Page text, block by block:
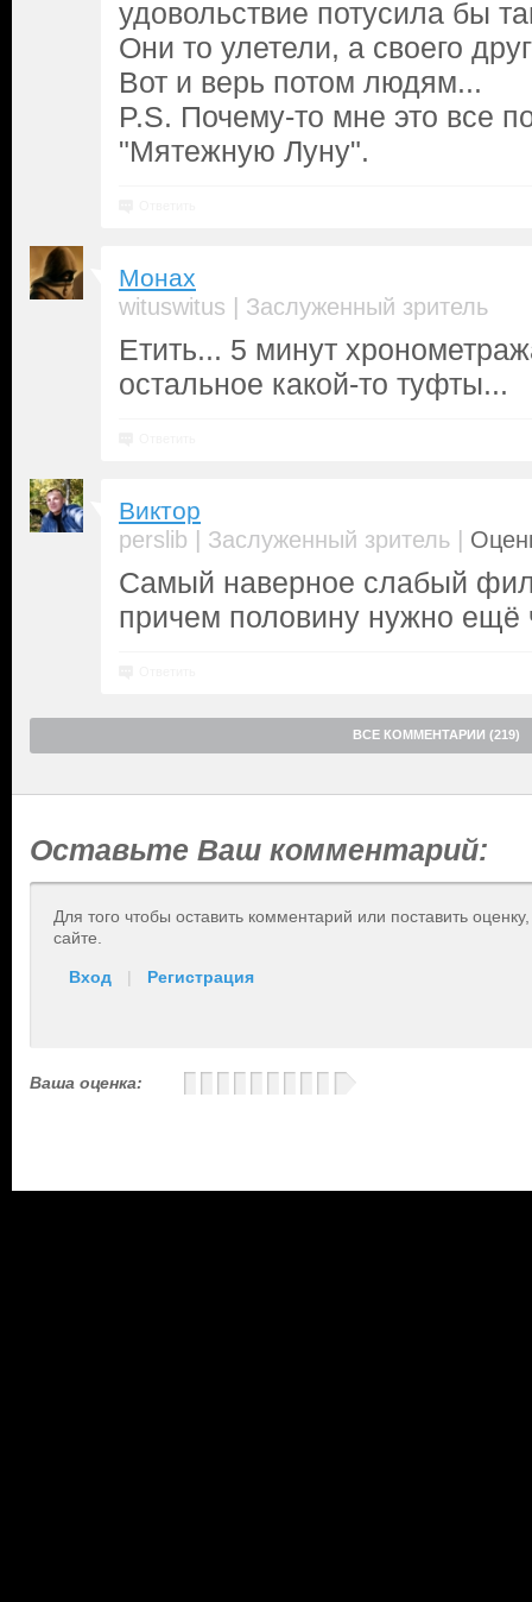
удовольствие потусила бы
Они то улетели, а своего
Вот и верь потом людям...
P.S. Почему-то мне это все
"Мятежную Луну".
Монах
wituswitus | Заслуженный зритель
Етить... 5 минут
остальное какой-то туфты...
Виктор
perslib | Заслуженный зритель |
Самый наверное слабый
причем половину нужно ещё
ВСЕ КОММЕНТАРИИ (219)
Оставьте Ваш комментарий:
Для того чтобы оставить комментарий или поставить
сайте.
Вход | Регистрация
Ваша оценка: